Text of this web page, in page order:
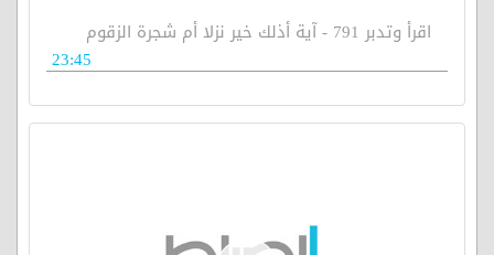
اقرأ وتدبر 791 - آية أذلك خير نزلا أم شجرة الزقوم
23:45